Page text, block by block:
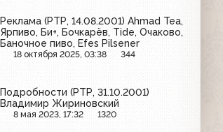
Реклама (РТР, 14.08.2001) Ahmad Tea,
Ярпиво, Би+, Бочкарёв, Tide, Очаково,
Баночное пиво, Efes Pilsener
18 октября 2025, 03:38 344
Подробности (РТР, 31.10.2001)
Владимир Жириновский
8 мая 2023, 17:32 1320